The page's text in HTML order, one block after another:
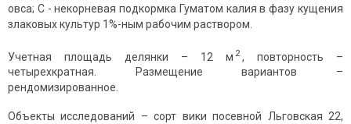
овса; С - некорневая подкормка Гуматом калия в фазу кущения
злаковых культур 1%-ным рабочим раствором.
Учетная площадь делянки – 12 м 2 , повторность –
четырехкратная. Размещение вариантов –
рендомизированное.
Объекты исследований – сорт вики посевной Льговская 22,